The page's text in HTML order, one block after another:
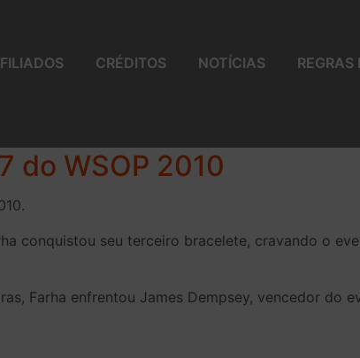
CRÉDITOS NOTÍCIAS REGRAS
do WSOP 2010
conquistou seu terceiro bracelete, cravando o
Farha enfrentou James Dempsey, vencedor do